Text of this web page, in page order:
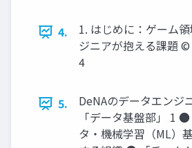
4.
1. はじめに：ゲーム
ジニアが抱える課題
4
5.
DeNAのデータエンジ
「データ基盤部」 1
タ・機械学習（ML）